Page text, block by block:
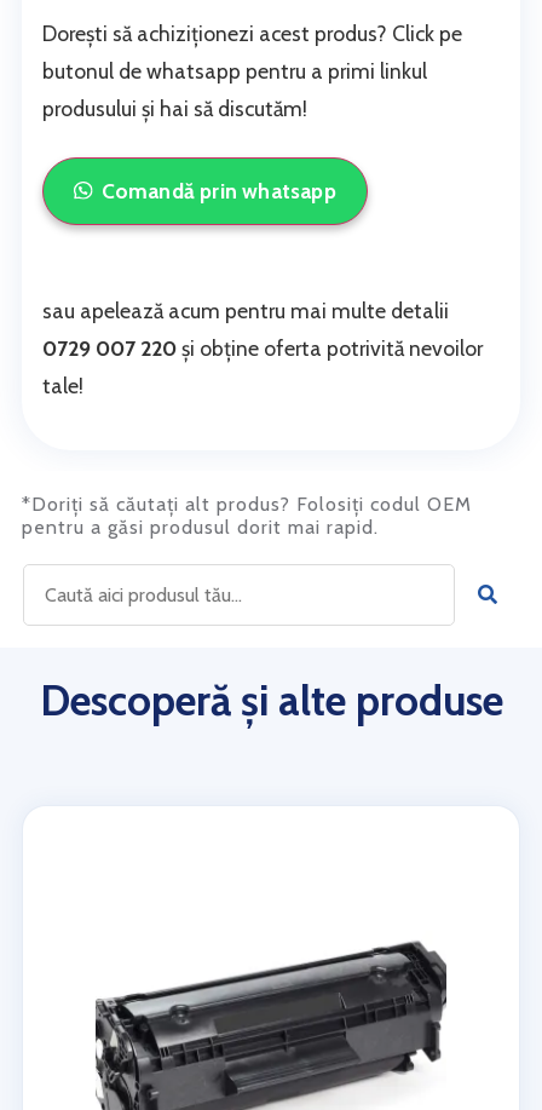
Dorești să achiziționezi acest produs? Click pe
butonul de whatsapp pentru a primi linkul
produsului și hai să discutăm!
Comandă prin whatsapp
sau apelează acum pentru mai multe detalii
0729 007 220și obține oferta potrivită nevoilor
tale!
*Doriți să căutați alt produs? Folosiți codul OEM
pentru a găsi produsul dorit mai rapid.
Descoperă și alte produse